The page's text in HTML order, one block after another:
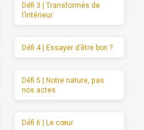
Défi 3 | Transformés de
l’intérieur
Défi 4 | Essayer d’être bon ?
Défi 5 | Notre nature, pas
nos actes
Défi 6 | Le cœur